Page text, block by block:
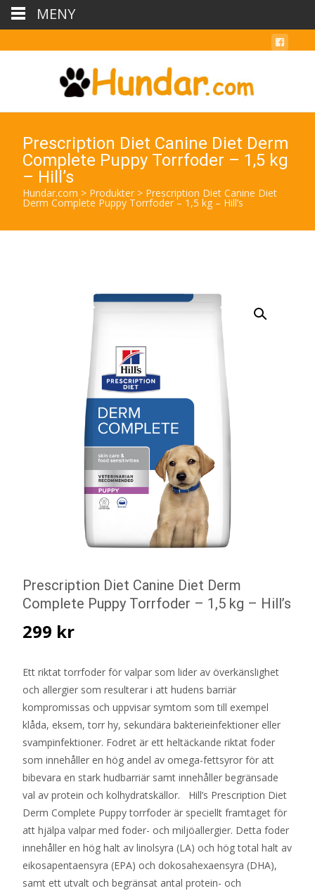
Prescription Diet Canine Diet Derm
Complete Puppy Torrfoder – 1,5 kg
– Hill’s
Hundar.com > Produkter > Prescription Diet Canine Diet
Derm Complete Puppy Torrfoder – 1,5 kg – Hill’s
Prescription Diet Canine Diet Derm
Complete Puppy Torrfoder – 1,5 kg – Hill’s
299 kr
Ett riktat torrfoder för valpar som lider av överkänslighet
och allergier som resulterar i att hudens barriär
kompromissas och uppvisar symtom som till exempel
klåda, eksem, torr hy, sekundära bakterieinfektioner eller
svampinfektioner. Fodret är ett heltäckande riktat foder
som innehåller en hög andel av omega-fettsyror för att
bibevara en stark hudbarriär samt innehåller begränsade
val av protein och kolhydratskällor. Hill’s Prescription Diet
Derm Complete Puppy torrfoder är speciellt framtaget för
att hjälpa valpar med foder- och miljöallergier. Detta foder
innehåller en hög halt av linolsyra (LA) och hög total halt av
eikosapentaensyra (EPA) och dokosahexaensyra (DHA),
samt ett utvalt och begränsat antal protein- och
MENY